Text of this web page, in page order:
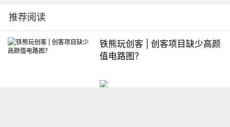
推荐阅读
铁熊玩创客 | 创客项目缺少高颜
值电路图？